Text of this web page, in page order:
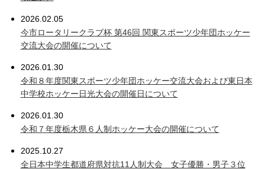
2026.02.05
今市ロータリークラブ杯 第46回 関東スポーツ少年団ホッケー
交流大会の開催について
2026.01.30
令和８年度関東スポーツ少年団ホッケー交流大会および東日本
中学校ホッケー日光大会の開催日について
2026.01.30
令和７年度栃木県６人制ホッケー大会の開催について
2025.10.27
全日本中学生都道府県対抗11人制大会 女子優勝・男子３位